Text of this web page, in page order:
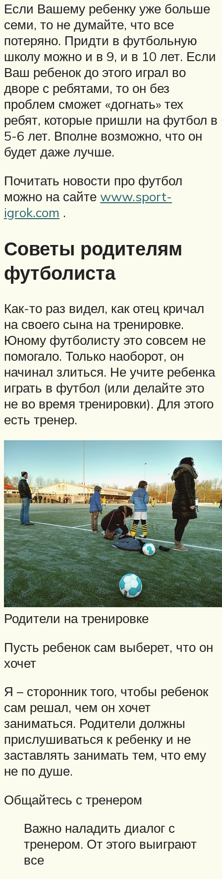
Если Вашему ребенку уже больше
семи, то не думайте, что все
потеряно. Придти в футбольную
школу можно и в 9, и в 10 лет. Если
Ваш ребенок до этого играл во
дворе с ребятами, то он без
проблем сможет «догнать» тех
ребят, которые пришли на футбол в
5-6 лет. Вполне возможно, что он
будет даже лучше.
Почитать новости про футбол
можно на сайте www.sport-
igrok.com .
Советы родителям
футболиста
Как-то раз видел, как отец кричал
на своего сына на тренировке.
Юному футболисту это совсем не
помогало. Только наоборот, он
начинал злиться. Не учите ребенка
играть в футбол (или делайте это
не во время тренировки). Для этого
есть тренер.
Родители на тренировке
Пусть ребенок сам выберет, что он
хочет
Я – сторонник того, чтобы ребенок
сам решал, чем он хочет
заниматься. Родители должны
прислушиваться к ребенку и не
заставлять занимать тем, что ему
не по душе.
Общайтесь с тренером
Важно наладить диалог с
тренером. От этого выиграют
все